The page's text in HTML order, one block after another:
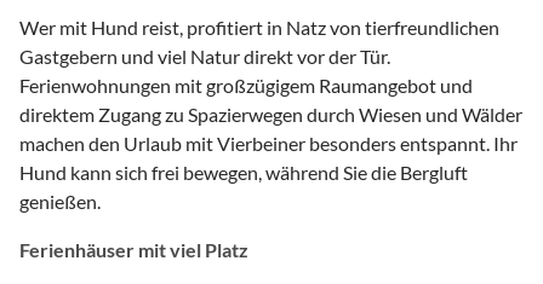
Wer mit Hund reist, profitiert in Natz von tierfreundlichen
Gastgebern und viel Natur direkt vor der Tür.
Ferienwohnungen mit großzügigem Raumangebot und
direktem Zugang zu Spazierwegen durch Wiesen und Wälder
machen den Urlaub mit Vierbeiner besonders entspannt. Ihr
Hund kann sich frei bewegen, während Sie die Bergluft
genießen.
Ferienhäuser mit viel Platz